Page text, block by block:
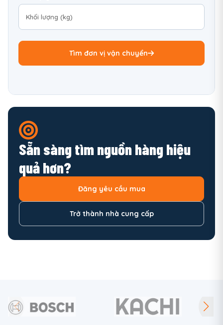
Tìm đơn vị vận chuyển
Sẵn sàng tìm nguồn hàng hiệu
quả hơn?
Đăng yêu cầu mua
Trở thành nhà cung cấp